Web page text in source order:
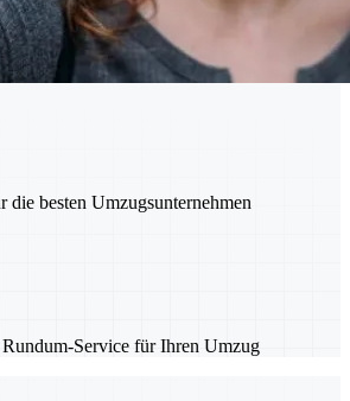
die besten Umzugsunternehmen
Service für Ihren Umzug